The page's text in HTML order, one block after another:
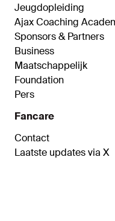
Jeugdopleiding
Ajax Coaching
Sponsors & Partners
Business
Maatschappelijk
Foundation
Pers
Fancare
Contact
Laatste updates via X